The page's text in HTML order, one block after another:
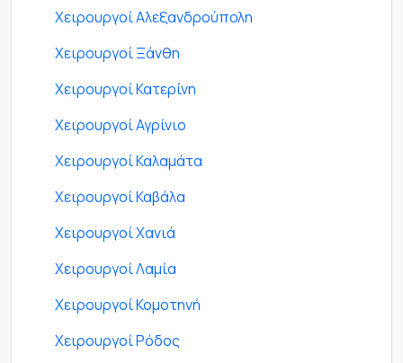
Χειρουργοί Αλεξανδρούπολη
Χειρουργοί Ξάνθη
Χειρουργοί Κατερίνη
Χειρουργοί Αγρίνιο
Χειρουργοί Καλαμάτα
Χειρουργοί Καβάλα
Χειρουργοί Χανιά
Χειρουργοί Λαμία
Χειρουργοί Κομοτηνή
Χειρουργοί Ρόδος